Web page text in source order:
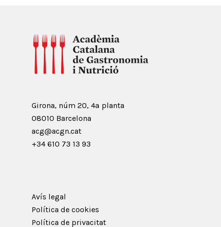
Girona, núm 20, 4ª planta
08010 Barcelona
acg@acgn.cat
+34 610 73 13 93
Avís legal
Política de cookies
Política de privacitat